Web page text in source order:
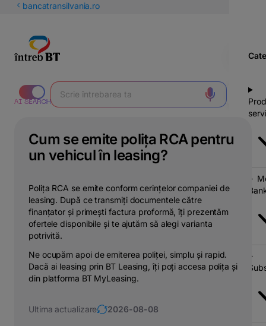
latineștibancatransilvania.ro
Cum se emite polița RCA pentru
un vehicul în leasing?
Polița RCA se emite conform cerințelor companiei de
leasing. După ce transmiți documentele către
finanțator și primești factura proformă, îți prezentăm
ofertele disponibile și te ajutăm să alegi varianta
potrivită.
Ne ocupăm apoi de emiterea poliței, simplu și rapid.
Dacă ai leasing prin BT Leasing, îți poți accesa polița și
din platforma BT MyLeasing.
Ultima actualizare 2026-08-08